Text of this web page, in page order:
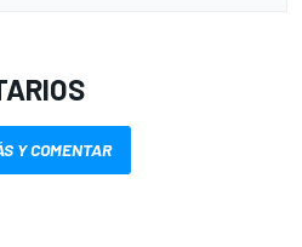
Y COMENTAR